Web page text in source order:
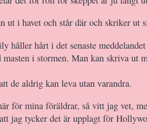
ut i havet och står där och skriker ut
håller hårt i det senaste
i stormen. Man kan skriva ut
de aldrig kan leva utan varandra.
för mina föräldrar, så vitt jag vet,
jag tycker det är upplagt för